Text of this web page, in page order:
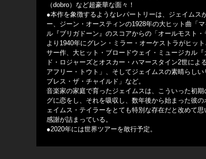
（dobro）など超豪華な面々！
●本作を象徴するようなレパートリーは、ジェイム
ー、ジーン・オースティンの1928年の大ヒット曲「
ル『ブリガドーン』のスコアからの「オールモスト
より1940年にグレン・ミラー・オーケストラがヒッ
サー作、大ヒット・ブロードウェイ・ミュージカル
ド・ロジャーズとオスカー・ハマースタイン2世に
アフリー・トウト」、そしてジェイムスの素晴らし
ブレス・ザ・チャイルド」など。
音楽家の家庭で育ったジェイムスは、こういった初
グに恋をし、それを吸収し、数年後から始まった彼
ェイムス・テイラーをとても特別な存在だと改めて
感謝が詰まっている。
●2020年には世界ツアーを敢行予定。